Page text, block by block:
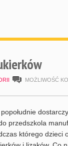
MOŻLIWOŚĆ
przedszkola
którego dzieci